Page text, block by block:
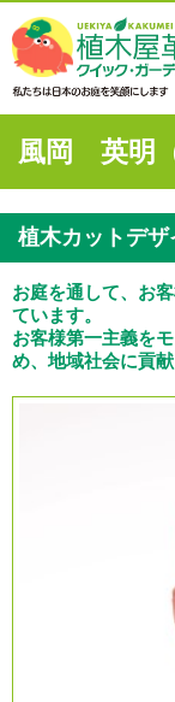
風岡 英明
植木カットデザ
お庭を通して、お
ています。
お客様第一主義を
め、地域社会に貢献